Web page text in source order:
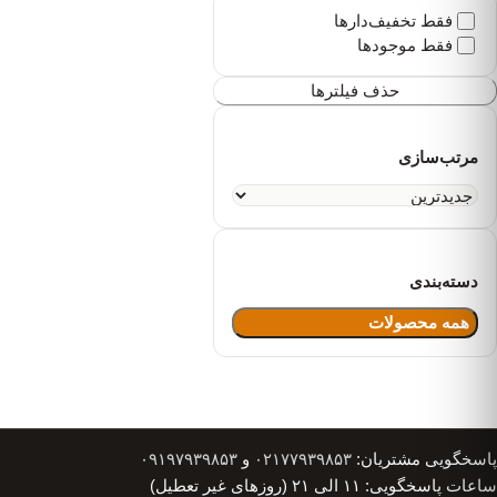
فقط تخفیف‌دارها
فقط موجودها
حذف فیلترها
مرتب‌سازی
دسته‌بندی
همه محصولات
پاسخگویی مشتریان: ۰۲۱۷۷۹۳۹۸۵۳ و ۰۹۱۹۷۹۳۹۸۵۳
ساعات پاسخگویی: ۱۱ الی ۲۱ (روزهای غیر تعطیل)